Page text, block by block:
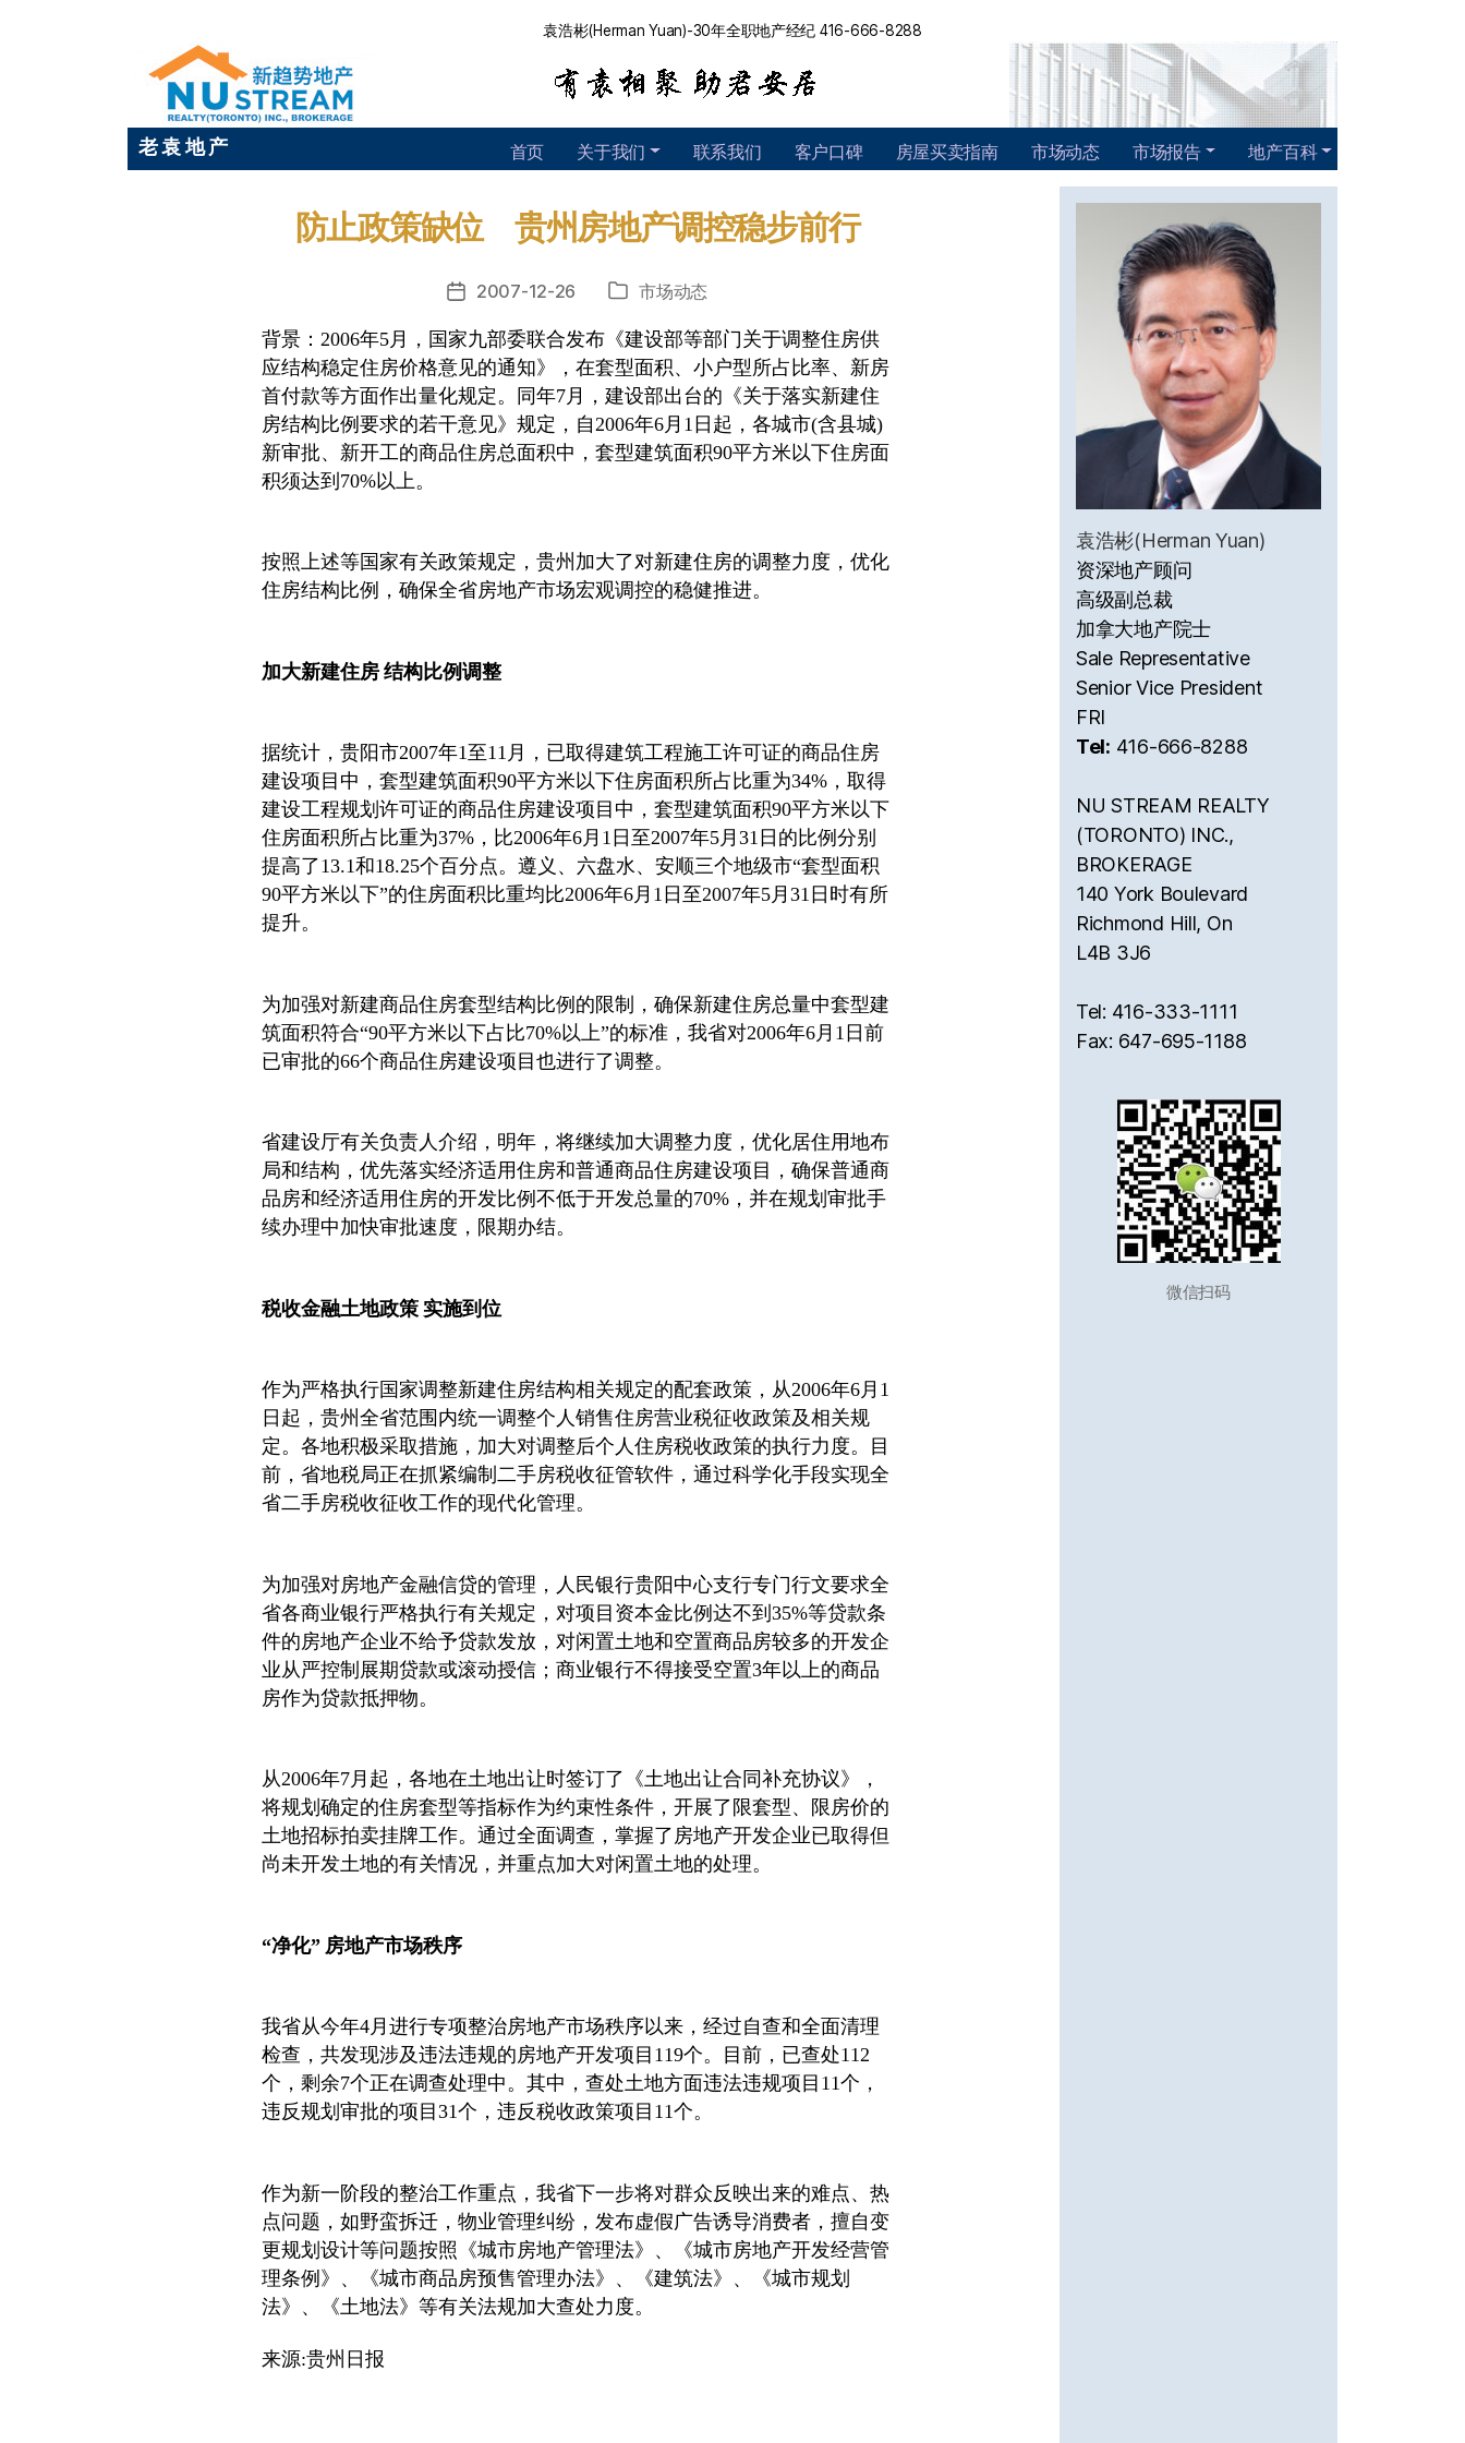
袁浩彬(Herman Yuan)-30年全职地产经纪 416-666-8288
老 袁 地 产 首页 关于我们 联系我们 客户口碑 房屋买卖指南 市场动态 市场报告 地产百科
防止政策缺位 贵州房地产调控稳步前行
发
日
期
2007-12-26
分 市场动态
背景：2006年5月，国家九部委联合发布《建设部等部门关于调整住房供
应结构稳定住房价格意见的通知》，在套型面积、小户型所占比率、新房
首付款等方面作出量化规定。同年7月，建设部出台的《关于落实新建住
房结构比例要求的若干意见》规定，自2006年6月1日起，各城市(含县城)
新审批、新开工的商品住房总面积中，套型建筑面积90平方米以下住房面
积须达到70%以上。
按照上述等国家有关政策规定，贵州加大了对新建住房的调整力度，优化
住房结构比例，确保全省房地产市场宏观调控的稳健推进。
加大新建住房 结构比例调整
据统计，贵阳市2007年1至11月，已取得建筑工程施工许可证的商品住房
建设项目中，套型建筑面积90平方米以下住房面积所占比重为34%，取得
建设工程规划许可证的商品住房建设项目中，套型建筑面积90平方米以下
住房面积所占比重为37%，比2006年6月1日至2007年5月31日的比例分别
提高了13.1和18.25个百分点。遵义、六盘水、安顺三个地级市“套型面积
90平方米以下”的住房面积比重均比2006年6月1日至2007年5月31日时有所
提升。
为加强对新建商品住房套型结构比例的限制，确保新建住房总量中套型建
筑面积符合“90平方米以下占比70%以上”的标准，我省对2006年6月1日前
已审批的66个商品住房建设项目也进行了调整。
省建设厅有关负责人介绍，明年，将继续加大调整力度，优化居住用地布
局和结构，优先落实经济适用住房和普通商品住房建设项目，确保普通商
品房和经济适用住房的开发比例不低于开发总量的70%，并在规划审批手
续办理中加快审批速度，限期办结。
税收金融土地政策 实施到位
作为严格执行国家调整新建住房结构相关规定的配套政策，从2006年6月1
日起，贵州全省范围内统一调整个人销售住房营业税征收政策及相关规
定。各地积极采取措施，加大对调整后个人住房税收政策的执行力度。目
前，省地税局正在抓紧编制二手房税收征管软件，通过科学化手段实现全
省二手房税收征收工作的现代化管理。
为加强对房地产金融信贷的管理，人民银行贵阳中心支行专门行文要求全
省各商业银行严格执行有关规定，对项目资本金比例达不到35%等贷款条
件的房地产企业不给予贷款发放，对闲置土地和空置商品房较多的开发企
业从严控制展期贷款或滚动授信；商业银行不得接受空置3年以上的商品
房作为贷款抵押物。
从2006年7月起，各地在土地出让时签订了《土地出让合同补充协议》，
将规划确定的住房套型等指标作为约束性条件，开展了限套型、限房价的
土地招标拍卖挂牌工作。通过全面调查，掌握了房地产开发企业已取得但
尚未开发土地的有关情况，并重点加大对闲置土地的处理。
“净化” 房地产市场秩序
我省从今年4月进行专项整治房地产市场秩序以来，经过自查和全面清理
检查，共发现涉及违法违规的房地产开发项目119个。目前，已查处112
个，剩余7个正在调查处理中。其中，查处土地方面违法违规项目11个，
违反规划审批的项目31个，违反税收政策项目11个。
作为新一阶段的整治工作重点，我省下一步将对群众反映出来的难点、热
点问题，如野蛮拆迁，物业管理纠纷，发布虚假广告诱导消费者，擅自变
更规划设计等问题按照《城市房地产管理法》、《城市房地产开发经营管
理条例》、《城市商品房预售管理办法》、《建筑法》、《城市规划
法》、《土地法》等有关法规加大查处力度。
来源:贵州日报
袁浩彬(Herman Yuan)
资深地产顾问
高级副总裁
加拿大地产院士
Sale Representative
Senior Vice President
FRI
Tel: 416-666-8288
NU STREAM REALTY
(TORONTO) INC.,
BROKERAGE
140 York Boulevard
Richmond Hill, On
L4B 3J6
Tel: 416-333-1111
Fax: 647-695-1188
微信扫码